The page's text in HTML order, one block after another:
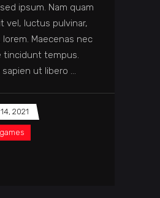
ipsum. Nam quam
vel, luctus pulvinar,
Maecenas nec
tincidunt tempus.
ut libero
2021